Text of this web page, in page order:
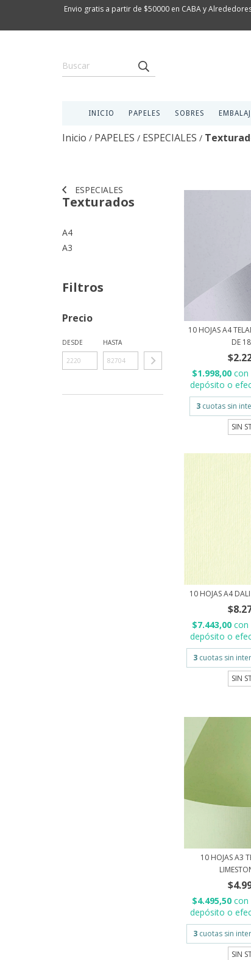
Envio gratis a partir de $50000 en CABA y
INICIO PAPELES SOBRES
Inicio / PAPELES / ESPECIALES /
ESPECIALES
Texturados
A4
A3
Filtros
Precio
DESDE HASTA
10 HOJAS A4
DE
$1.998,00 con
depósito o
3 cuotas sin
SIN
10 HOJAS A4
$7.443,00 con
depósito o
3 cuotas sin
SIN
10 HOJAS A3
$4.495,50 con
depósito o
3 cuotas sin
SIN